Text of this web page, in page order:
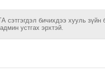
сэтгэгдэл бичихдээ хууль зүйн
устгах эрхтэй.